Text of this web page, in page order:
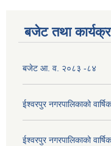
बजेट तथा
बजेट आ. व. २०८३ -८४
ईश्वरपुर नगरपालिकाको
ईश्वरपुर नगरपालिकाको